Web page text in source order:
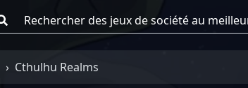
Cthulhu Realms